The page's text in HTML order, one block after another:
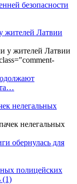
безопасности
жителей Латвии
нелегальных
обернулась для
полицейских
(1)